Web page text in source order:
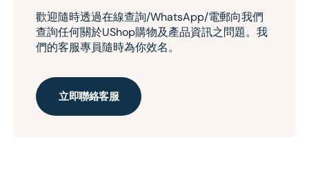
歡迎隨時透過在線查詢/WhatsApp/電郵向我們
查詢任何關於UShop購物及產品資訊之問題。我
們的客服專員隨時為你效名。
立即聯絡客服